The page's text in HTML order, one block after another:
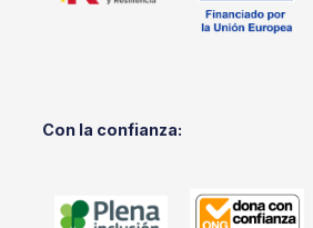
Con la confianza: